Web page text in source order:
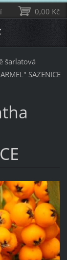
šarlatová
SAZENICE
0,00 Kč